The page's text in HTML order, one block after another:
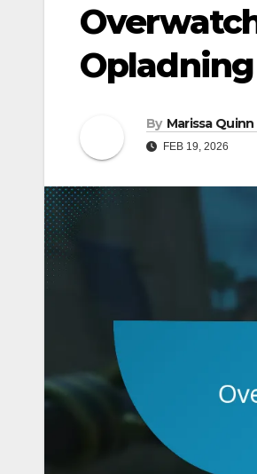
Opladning
By Marissa Quinn
FEB 19, 2026